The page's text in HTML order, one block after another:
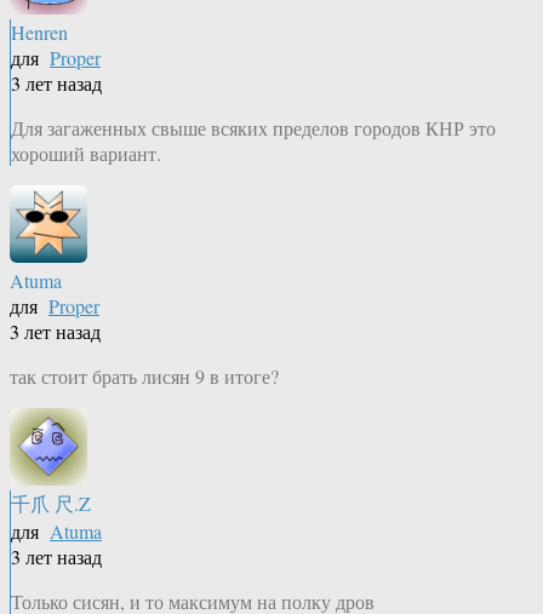
Henren
для Proper
3 лет назад
Для загаженных свыше всяких пределов городов КНР это
хороший вариант.
Atuma
для Proper
3 лет назад
так стоит брать лисян 9 в итоге?
千爪 尺.Z
для Atuma
3 лет назад
Только сисян, и то максимум на полку дров